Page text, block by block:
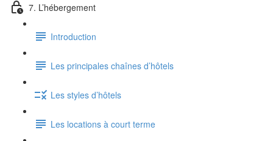
7. L’hébergement
Introduction
Les principales chaînes d’hôtels
Les styles d’hôtels
Les locations à court terme